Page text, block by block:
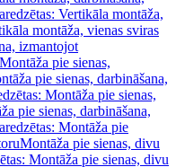
Vertikāla montāža,
montāža, vienas sviras
izmantojot
pie sienas,
pie sienas, darbināšana,
Montāža pie sienas,
pie sienas, darbināšana,
Montāža pie
Montāža pie sienas, divu
Montāža pie sienas, divu